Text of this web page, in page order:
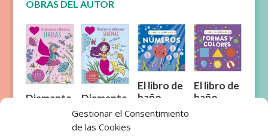
Gestionar el Consentimiento
de las Cookies
OBRAS DEL AUTOR
Diamante
Diamante
s
adhesivos
: SIRENAS
El libro de
baño
mágico:
El libro de
baño